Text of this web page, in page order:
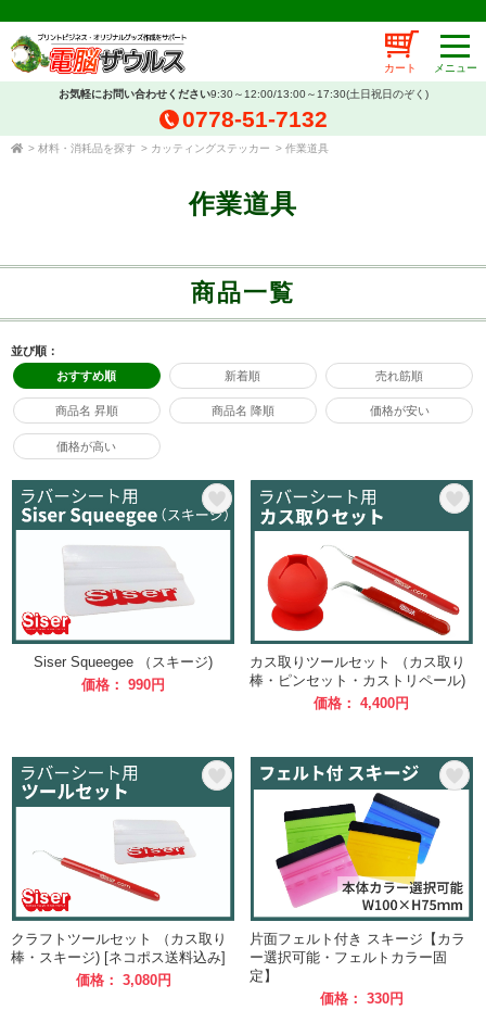
カート
お気軽にお問い合わせください9:30～12:00/13:00～17:30(土日祝日のぞく)
0778-51-7132
> 材料・消耗品を探す > カッティングステッカー > 作業道具
作業道具
商品一覧
並び順：
おすすめ順
新着順 売れ筋順
商品名 昇順 商品名 降順 価格が安い
価格が高い
Siser Squeegee （スキージ)
価格： 990円
カス取りツールセット （カス取り
棒・ピンセット・カストリペール)
価格： 4,400円
クラフトツールセット （カス取り
棒・スキージ) [ネコポス送料込み]
価格： 3,080円
片面フェルト付き スキージ【カラ
ー選択可能・フェルトカラー固
定】
価格： 330円